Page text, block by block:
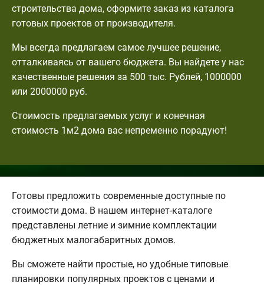
строительства дома, оформите заказ из каталога
готовых проектов от производителя.
Мы всегда предлагаем самое лучшее решение,
отталкиваясь от вашего бюджета. Вы найдете у нас
качественные решения за 500 тыс. Рублей, 1000000
или 2000000 руб.
Стоимость предлагаемых услуг и конечная
стоимость 1м2 дома вас непременно порадуют!
Готовы предложить современные доступные по
стоимости дома. В нашем интернет-каталоге
представлены летние и зимние комплектации
бюджетных малогабаритных домов.
Вы сможете найти простые, но удобные типовые
планировки популярных проектов с ценами и